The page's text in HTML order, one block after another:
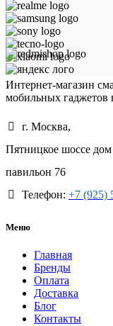
Интернет-магазин
мобильных
г. Москва,
Пятницкое шоссе
павильон 76
Телефон: +7 (925)
Меню
Главная
Бренды
Оплата
Доставка
Блог
Контакты